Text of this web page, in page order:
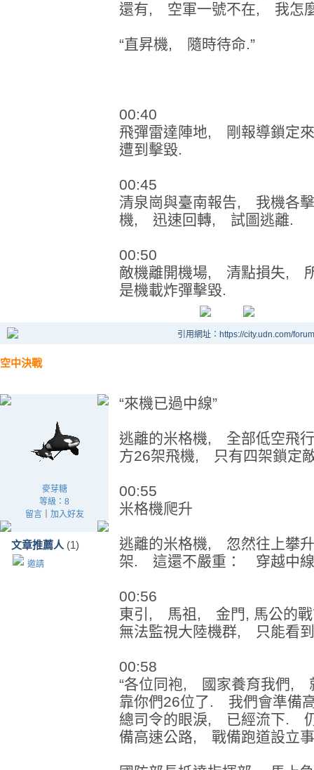
還有, 空軍一號不在, 我怎
“直昇機, 隨時待命.”
00:40
飛彈雷達陣地, 剛報導鎖
遭到擊毀.
00:45
清泉崗與臺南報告, 我機各
機, 迅速回轉, 試圖逃離.
00:50
敵機離開機場, 清點損失,
是機載炸彈擊毀.
引用網址：https://city.udn.com/
空中決戰
麥芽糖
等級：8
留言｜ 加入好友
文章推薦人 (1)
邀請
“來機已過中線”
逃離的米格機, 全部低空
方26架飛機, 只有四架鎖定
00:55
米格機爬升
逃離的米格機, 忽然往上攀
架. 這還不嚴重： 穿越中
00:56
東引, 馬祖, 金門, 馬公的
無法監視大陸機群, 只能看
00:58
“各位同袍, 國家養育我們,
靠你們26位了. 我們會準備
總司令的眼淚, 已經流下.
備高速公路, 戰備跑道設立